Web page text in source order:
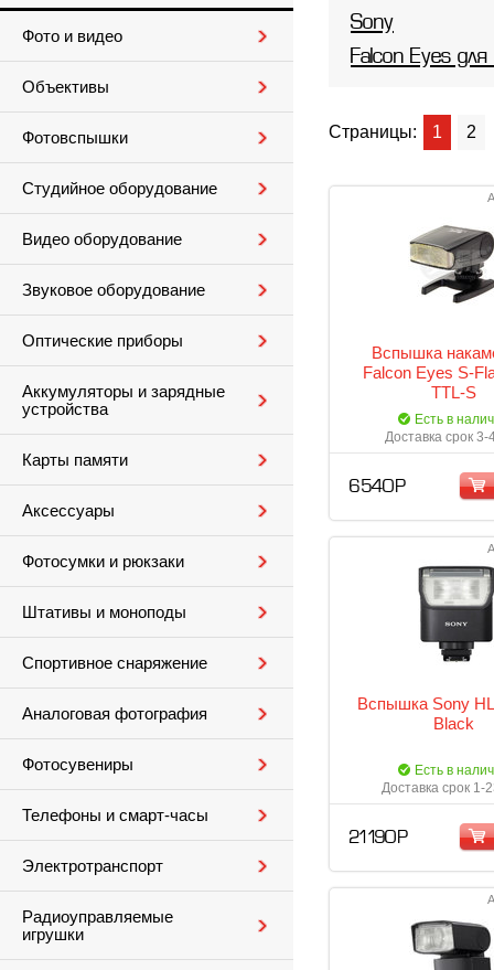
Фото и видео
Объективы
Фотовспышки
Студийное оборудование
Видео оборудование
Звуковое оборудование
Оптические приборы
Аккумуляторы и зарядные
устройства
Карты памяти
Аксессуары
Фотосумки и рюкзаки
Штативы и моноподы
Спортивное снаряжение
Аналоговая фотография
Фотосувениры
Телефоны и смарт-часы
Электротранспорт
Радиоуправляемые
игрушки
Sony
Falcon Eyes для
Страницы: 1 2
Вспышка
Falcon Eyes S-
TTL-S
Есть в
Доставка срок 3-
6 540 Р
Вспышка Sony
Black
Есть в
Доставка срок 1-
21 190 Р